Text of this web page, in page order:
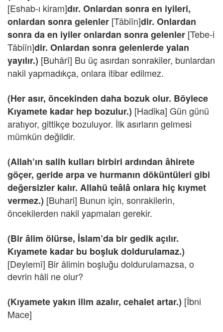
[Eshab-ı kiram]dır. Onlardan sonra en iyileri,
onlardan sonra gelenler [Tâbiîn]dir. Onlardan
sonra da en iyiler onlardan sonra gelenler [Tebe-i
Tâbiîn]dir. Onlardan sonra gelenlerde yalan
yayılır.) [Buhârî] Bu üç asırdan sonrakiler, bunlardan
nakil yapmadıkça, onlara itibar edilmez.
(Her asır, öncekinden daha bozuk olur. Böylece
Kıyamete kadar hep bozulur.) [Hadika] Gün günü
aratıyor, gittikçe bozuluyor. İlk asırların gelmesi
mümkün değildir.
(Allah’ın salih kulları birbiri ardından âhirete
göçer, geride arpa ve hurmanın döküntüleri gibi
değersizler kalır. Allahü teâlâ onlara hiç kıymet
vermez.) [Buhari] Bunun için, sonrakilerin,
öncekilerden nakil yapmaları gerekir.
(Bir âlim ölürse, İslam’da bir gedik açılır.
Kıyamete kadar bu boşluk doldurulamaz.)
[Deylemî] Bir âlimin boşluğu doldurulamazsa, o
devrin hâli ne olur?
(Kıyamete yakın ilim azalır, cehalet artar.) [İbni
Mace]